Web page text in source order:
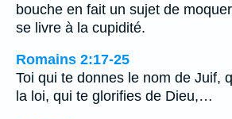
bouche en fait un sujet de
se livre à la cupidité.
Romains 2:17-25
Toi qui te donnes le nom de Juif,
la loi, qui te glorifies de Dieu,…